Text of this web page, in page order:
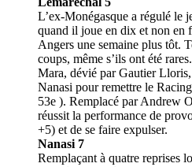
L’ex-Monégasque a régulé le
quand il joue en dix et non en
Angers une semaine plus tôt.
coups, même s’ils ont été
Mara, dévié par Gautier
Nanasi pour remettre le
53e ). Remplacé par Andrew
réussit la performance de
+5) et de se faire expulser.
Nanasi 7
Remplaçant à quatre reprises